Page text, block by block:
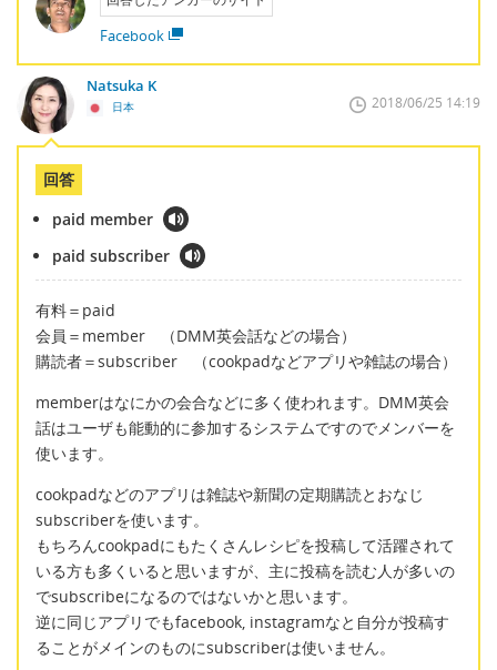
Facebook
Natsuka K
日本 2018/06/25 14:19
回答
paid member
paid subscriber
有料＝paid
会員＝member （DMM英会話などの場合）
購読者＝subscriber （cookpadなどアプリや雑誌の場合）
memberはなにかの会合などに多く使われます。DMM英会
話はユーザも能動的に参加するシステムですのでメンバーを
使います。
cookpadなどのアプリは雑誌や新聞の定期購読とおなじ
subscriberを使います。
もちろんcookpadにもたくさんレシピを投稿して活躍されて
いる方も多くいると思いますが、主に投稿を読む人が多いの
でsubscribeになるのではないかと思います。
逆に同じアプリでもfacebook, instagramなと自分が投稿す
ることがメインのものにsubscriberは使いません。